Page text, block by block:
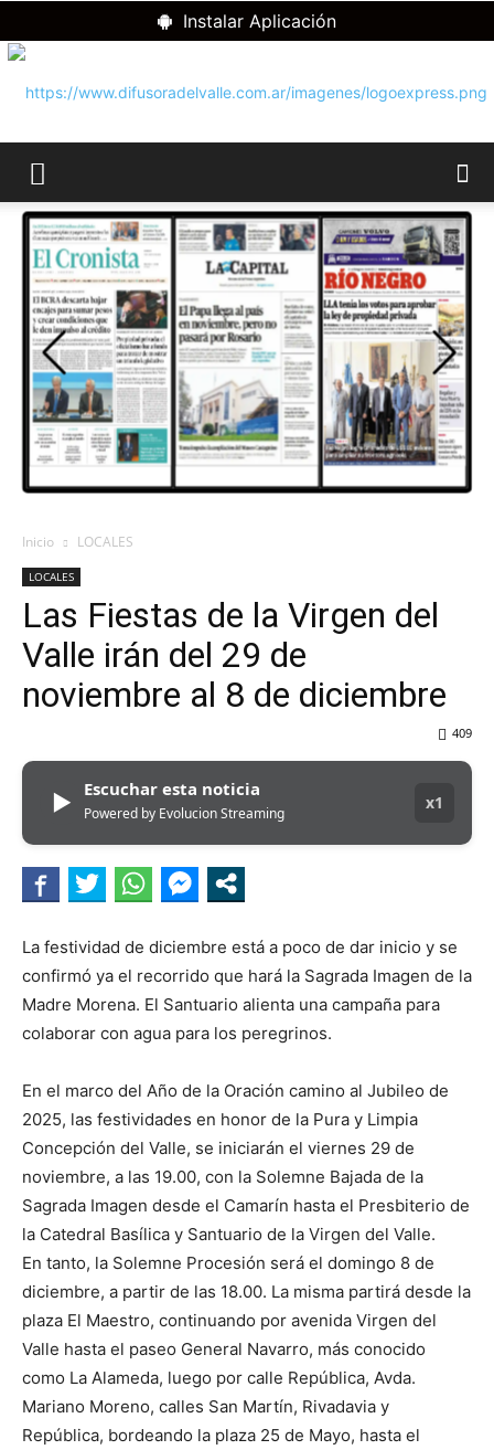
Instalar Aplicación
DIFUSORA
DEL
VALLE
Inicio LOCALES
LOCALES
Las Fiestas de la Virgen del
Valle irán del 29 de
noviembre al 8 de diciembre
409
▶ Escuchar esta noticia
Powered by Evolucion Streaming
x1
La festividad de diciembre está a poco de dar inicio y se
confirmó ya el recorrido que hará la Sagrada Imagen de la
Madre Morena. El Santuario alienta una campaña para
colaborar con agua para los peregrinos.
En el marco del Año de la Oración camino al Jubileo de
2025, las festividades en honor de la Pura y Limpia
Concepción del Valle, se iniciarán el viernes 29 de
noviembre, a las 19.00, con la Solemne Bajada de la
Sagrada Imagen desde el Camarín hasta el Presbiterio de
la Catedral Basílica y Santuario de la Virgen del Valle.
En tanto, la Solemne Procesión será el domingo 8 de
diciembre, a partir de las 18.00. La misma partirá desde la
plaza El Maestro, continuando por avenida Virgen del
Valle hasta el paseo General Navarro, más conocido
como La Alameda, luego por calle República, Avda.
Mariano Moreno, calles San Martín, Rivadavia y
República, bordeando la plaza 25 de Mayo, hasta el